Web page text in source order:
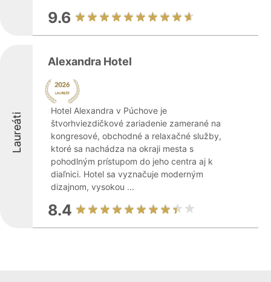
9.6
Laureáti
Alexandra Hotel
Hotel Alexandra v Púchove je
štvorhviezdičkové zariadenie zamerané na
kongresové, obchodné a relaxačné služby,
ktoré sa nachádza na okraji mesta s
pohodlným prístupom do jeho centra aj k
diaľnici. Hotel sa vyznačuje moderným
dizajnom, vysokou ...
8.4